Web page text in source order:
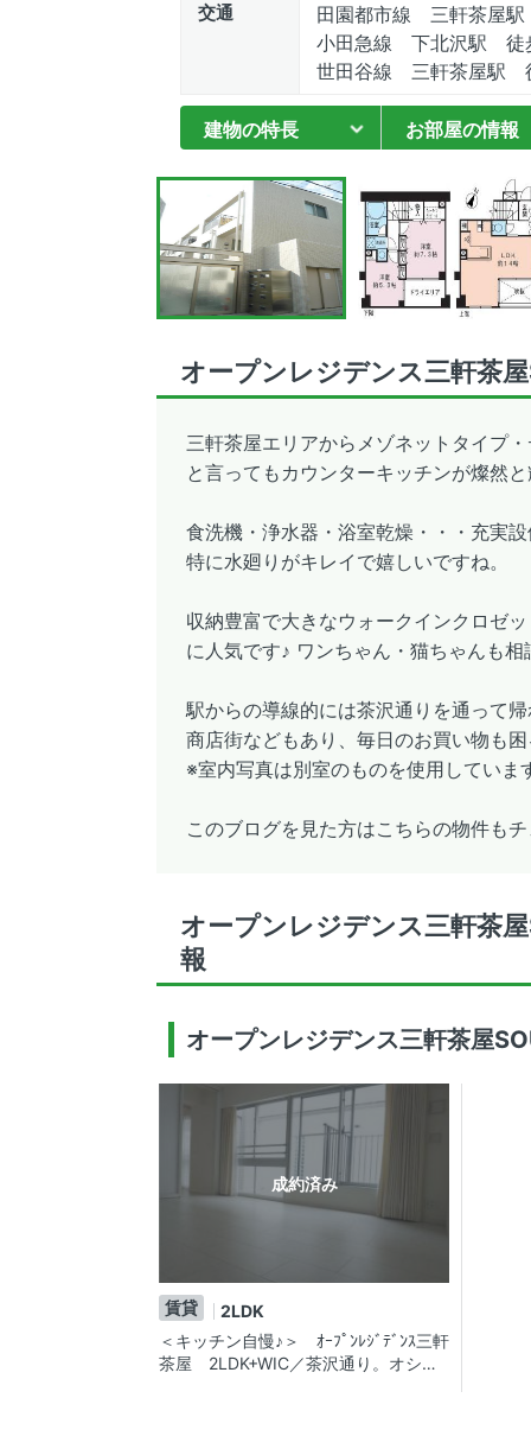
交通
田園都市線 三軒茶屋
小田急線 下北沢駅 徒
世田谷線 三軒茶屋駅
建物の特長 お部屋の情報
オープンレジデンス三軒茶
三軒茶屋エリアからメゾネットタイプ
と言ってもカウンターキッチンが燦然
食洗機・浄水器・浴室乾燥・・・充実
特に水廻りがキレイで嬉しいですね。
収納豊富で大きなウォークインクロゼ
に人気です♪ ワンちゃん・猫ちゃんも
駅からの導線的には茶沢通りを通って
商店街などもあり、毎日のお買い物も
※室内写真は別室のものを使用していま
このブログを見た方はこちらの物件も
オープンレジデンス三軒茶
報
オープンレジデンス三軒茶屋
成約済み
賃貸
2LDK
＜キッチン自慢♪＞ ｵｰﾌﾟﾝﾚｼﾞﾃﾞﾝｽ三軒
茶屋 2LDK+WIC／茶沢通り。オシャ